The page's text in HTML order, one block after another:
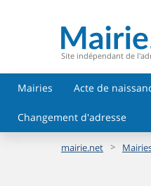
Site indépendant de
Mairies Acte de
Changement d'adresse
mairie.net >